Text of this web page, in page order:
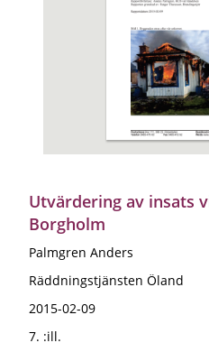
Utvärdering av insats
Borgholm
Palmgren Anders
Räddningstjänsten Öland
2015-02-09
7. :ill.